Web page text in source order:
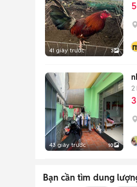
41 giây trước 3
43 giây trước 10
2
Bạn cần tìm dung